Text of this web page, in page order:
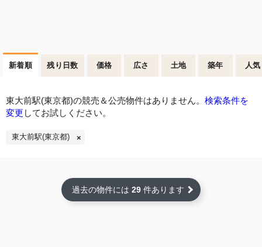
新着順 残り日数 価格 広さ 土地 築年 人気
東大前駅(東京都)の競売＆公売物件はありません。 検索条件を
変更 してお試しください。
東大前駅(東京都)
過去の物件には 29 件あります